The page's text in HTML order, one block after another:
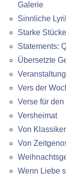
Galerie
Sinnliche
Starke
Statements:
Übersetzte
Vers der
Verse für den
Versheimat
Von
Von
Wenn Liebe